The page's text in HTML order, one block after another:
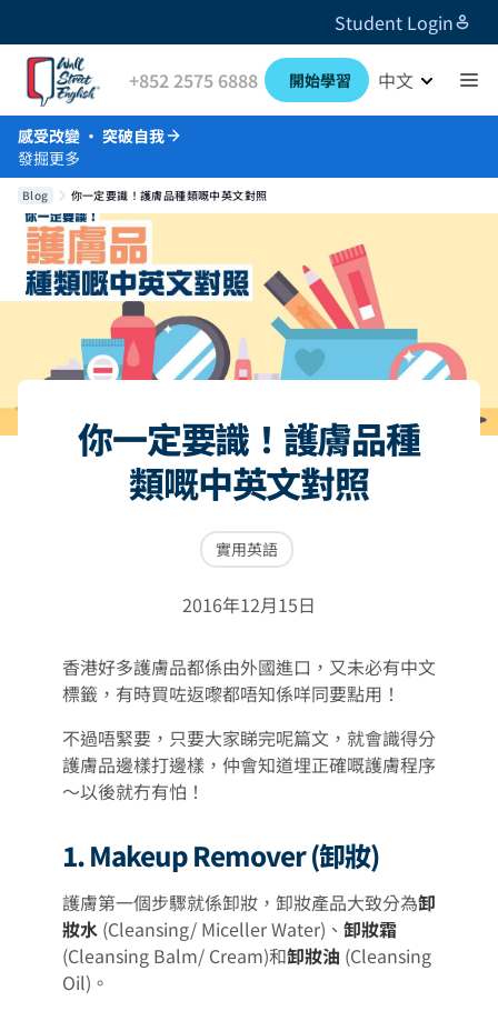
Student Login
+852 2575 6888 開始學習 中文
感受改變 · 突破自我
發掘更多
Blog 你一定要識！護膚品種類嘅中英文對照
你一定要識！護膚品種
類嘅中英文對照
實用英語
2016年12月15日
香港好多護膚品都係由外國進口，又未必有中文
標籤，有時買咗返嚟都唔知係咩同要點用！
不過唔緊要，只要大家睇完呢篇文，就會識得分
護膚品邊樣打邊樣，仲會知道埋正確嘅護膚程序
～以後就冇有怕！
1. Makeup Remover (卸妝)
護膚第一個步驟就係卸妝，卸妝產品大致分為卸
妝水 (Cleansing/ Miceller Water)、 卸妝霜
(Cleansing Balm/ Cream)和卸妝油 (Cleansing
Oil)。